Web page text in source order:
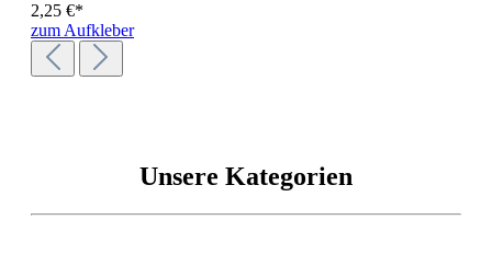
2,25 €*
zum Aufkleber
Unsere Kategorien